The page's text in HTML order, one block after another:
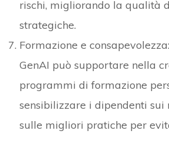
rischi, migliorando la qualità
strategiche.
Formazione e
GenAI può supportare nella
programmi di formazione
sensibilizzare i dipendenti sui
sulle migliori pratiche per